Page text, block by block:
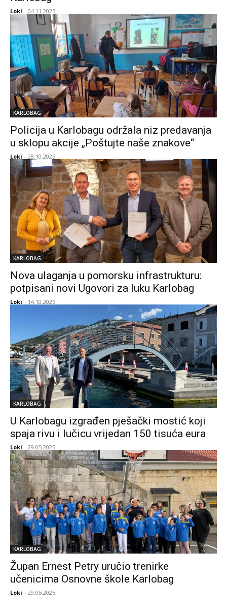
Loki - 04.11.2025.
KARLOBAG
Policija u Karlobagu održala niz predavanja
u sklopu akcije „Poštujte naše znakove“
Loki - 28.10.2025.
KARLOBAG
Nova ulaganja u pomorsku infrastrukturu:
potpisani novi Ugovori za luku Karlobag
Loki - 14.10.2025.
KARLOBAG
U Karlobagu izgrađen pješački mostić koji
spaja rivu i lučicu vrijedan 150 tisuća eura
Loki - 29.05.2025.
KARLOBAG
Župan Ernest Petry uručio trenirke
učenicima Osnovne škole Karlobag
Loki - 29.05.2025.